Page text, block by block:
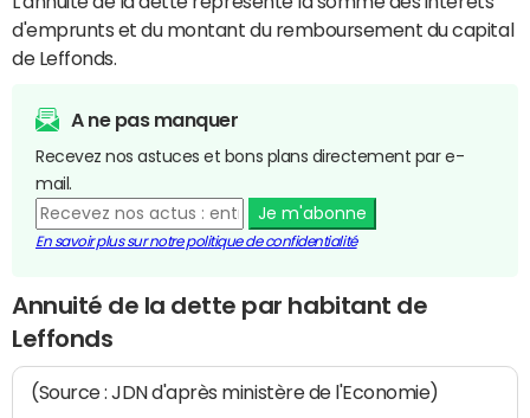
d'emprunts et du montant du remboursement du capital
de Leffonds.
A ne pas manquer
Recevez nos astuces et bons plans directement par e-
mail.
Je m'abonne
En savoir plus sur notre politique de confidentialité
Annuité de la dette par habitant de
Leffonds
(Source : JDN d'après ministère de l'Economie)